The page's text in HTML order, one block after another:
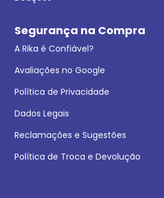
Segurança na Compra
A Rika é Confiável?
Avaliações no Google
Política de Privacidade
Dados Legais
Reclamações e Sugestões
Política de Troca e Devolução